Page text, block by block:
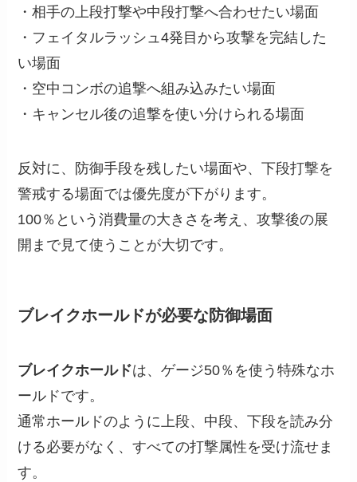
・相手の上段打撃や中段打撃へ合わせたい場面
・フェイタルラッシュ4発目から攻撃を完結した
い場面
・空中コンボの追撃へ組み込みたい場面
・キャンセル後の追撃を使い分けられる場面
反対に、防御手段を残したい場面や、下段打撃を
警戒する場面では優先度が下がります。
100％という消費量の大きさを考え、攻撃後の展
開まで見て使うことが大切です。
ブレイクホールドが必要な防御場面
ブレイクホールドは、ゲージ50％を使う特殊なホ
ールドです。
通常ホールドのように上段、中段、下段を読み分
ける必要がなく、すべての打撃属性を受け流せま
す。